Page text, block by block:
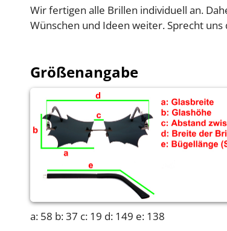
Wir fertigen alle Brillen individuell an.
Wünschen und Ideen weiter. Sprecht
Größenangabe
a: 58 b: 37 c: 19 d: 149 e: 138